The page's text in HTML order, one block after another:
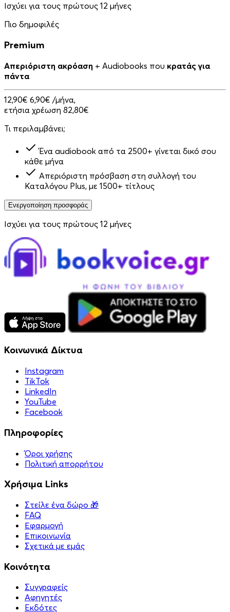
Ισχύει για τους πρώτους 12 μήνες
Πιο δημοφιλές
Premium
Απεριόριστη ακρόαση + Audiobooks που κρατάς για
πάντα
12,90€ 6,90€ /μήνα,
ετήσια χρέωση 82,80€
Τι περιλαμβάνει;
Ένα audiobook από τα 2500+ γίνεται δικό σου
κάθε μήνα
Απεριόριστη πρόσβαση στη συλλογή του
Καταλόγου Plus, με 1500+ τίτλους
Ενεργοποίηση προσφοράς
Ισχύει για τους πρώτους 12 μήνες
Κοινωνικά Δίκτυα
Instagram
TikTok
LinkedIn
YouTube
Facebook
Πληροφορίες
Όροι χρήσης
Πολιτική απορρήτου
Χρήσιμα Links
Στείλε ένα δώρο 🎁
FAQ
Εφαρμογή
Επικοινωνία
Σχετικά με εμάς
Κοινότητα
Συγγραφείς
Αφηγητές
Eκδότες